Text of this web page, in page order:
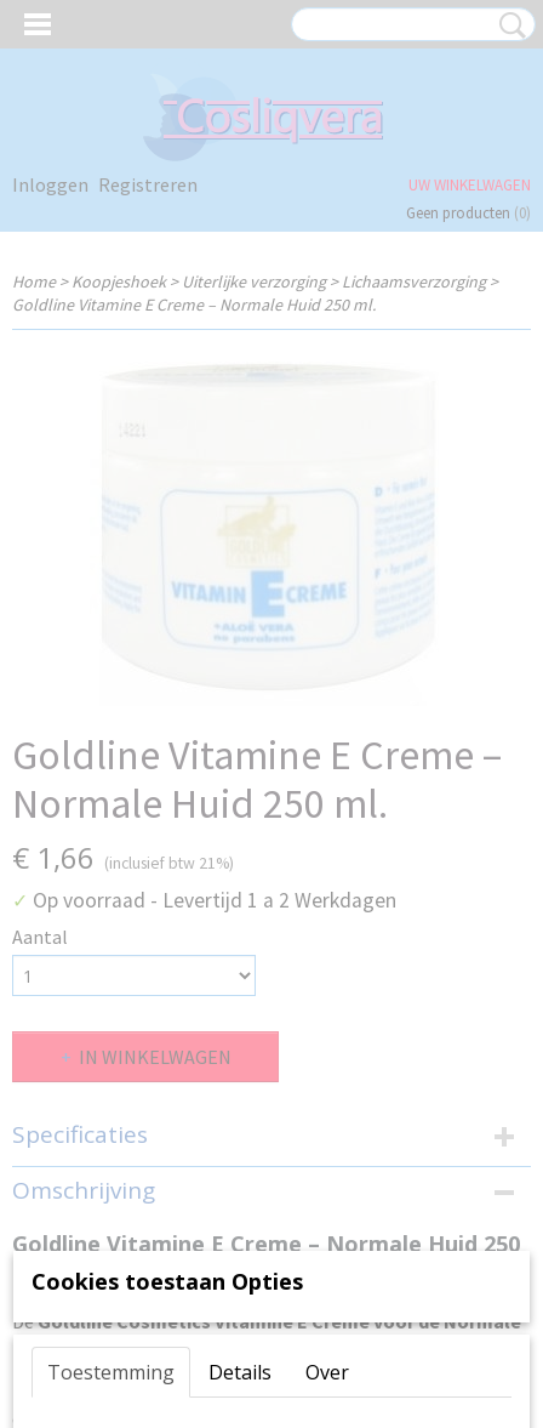
Inloggen Registreren
UW WINKELWAGEN
Geen producten (0)
Home>Koopjeshoek> Uiterlijke verzorging>Lichaamsverzorging>
Goldline Vitamine E Creme – Normale Huid 250 ml.
Goldline Vitamine E Creme –
Normale Huid 250 ml.
€ 1,66 (inclusief btw 21%)
✓ Op voorraad - Levertijd 1 a 2 Werkdagen
Aantal
IN WINKELWAGEN
Specificaties
EAN code
8710444230162
Bruto gewicht
0,25 Kg
Omschrijving
Goldline Vitamine E Creme – Normale Huid 250
ml.
DeGoldline Cosmetics Vitamine E Crème voor de Normale
Huidverzorgt de huid en laat een heerlijk fris gevoel achter.
Het toegevoegde vitamine E en Aloë Vera beschermen de huid
tegen schadelijke stoffen uit de omgeving en bevorderen de
Cookies toestaan Opties
Toestemming Details Over